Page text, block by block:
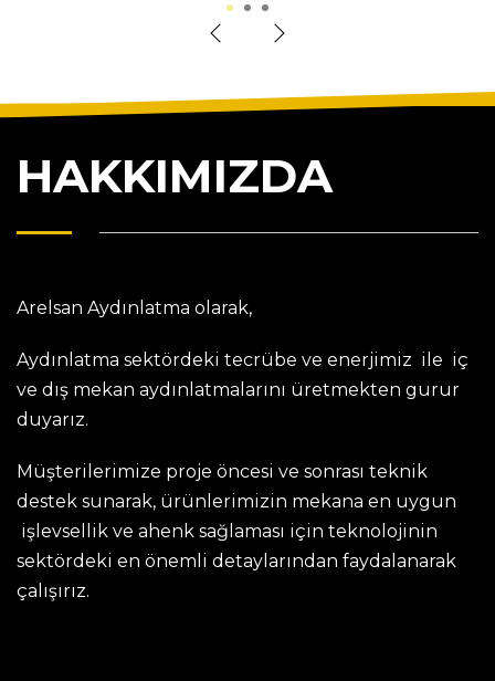
1 2
HAKKIMIZDA
Arelsan Aydınlatma olarak,
Aydınlatma sektördeki tecrübe ve enerjimiz ile iç
ve dış mekan aydınlatmalarını üretmekten gurur
duyarız.
Müşterilerimize proje öncesi ve sonrası teknik
destek sunarak, ürünlerimizin mekana en uygun
işlevsellik ve ahenk sağlaması için teknolojinin
sektördeki en önemli detaylarından faydalanarak
çalışırız.